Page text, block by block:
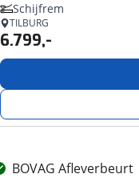
Schijfrem
TILBURG
6.799,-
BOVAG Afleverbeurt